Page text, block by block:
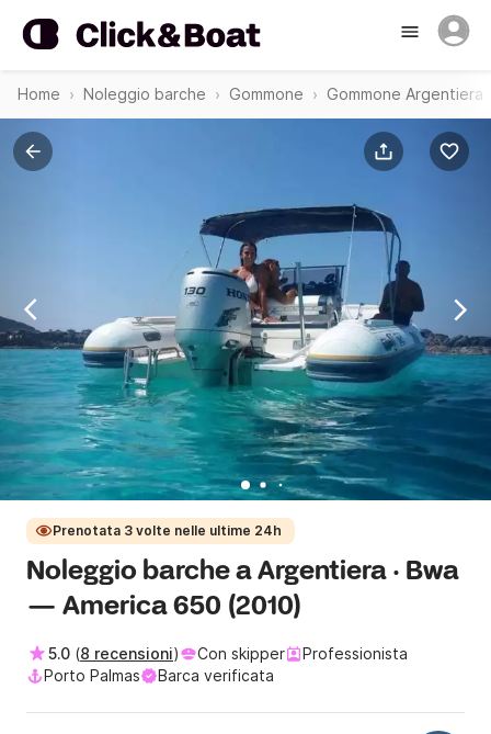
Home Noleggio barche Gommone Gommone Argentiera
Prenotata 3 volte nelle ultime 24h
Noleggio barche a Argentiera · Bwa
— America 650 (2010)
5.0 (8 recensioni) Con skipper
Professionista
Porto Palmas
Barca verificata